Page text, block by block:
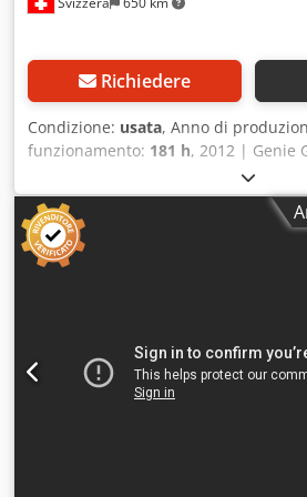
Richiedere
Condizione: usata, Anno di
funzionamento: 181 h, 2012 | Genie
elevatrice a forbice usata | 181 ore
🚛 Possibilità di consegna presso la
il nostro calcolatore di spedizione
trasporto! 💰 Acquistate subito a
un’offerta. Possibilità di pagamento
ℹ️ e 0 interventi necessari ⚠️ 📌
nessuna altra anomalia rilevata 📄
l’ispezione completa, ulteriori foto o